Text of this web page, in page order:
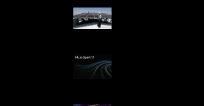
Insentif Baru Panel
Surya
AI Meta Ikut Disorot